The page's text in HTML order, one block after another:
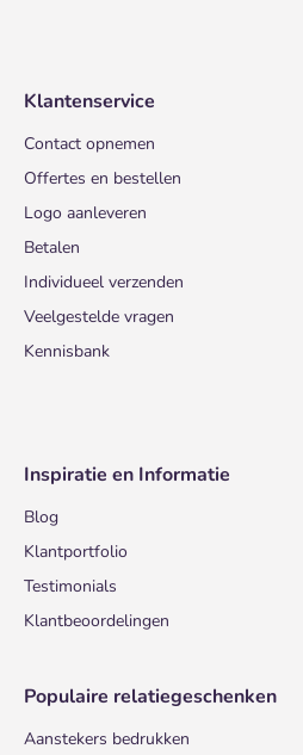
Klantenservice
Contact opnemen
Offertes en bestellen
Logo aanleveren
Betalen
Individueel verzenden
Veelgestelde vragen
Kennisbank
Inspiratie en Informatie
Blog
Klantportfolio
Testimonials
Klantbeoordelingen
Populaire relatiegeschenken
Aanstekers bedrukken